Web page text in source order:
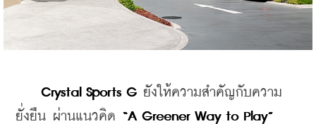
Crystal Sports G ยังให้ความสำคัญกับความ
ยั่งยืน ผ่านแนวคิด “A Greener Way to Play”